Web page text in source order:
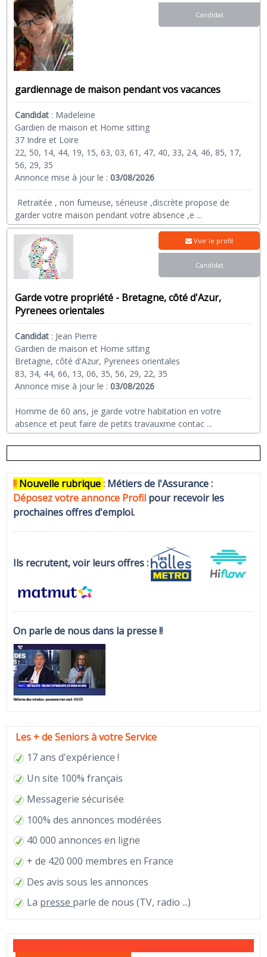
gardiennage de maison pendant vos vacances
Candidat : Madeleine
Gardien de maison et Home sitting
37 Indre et Loire
22, 50, 14, 44, 19, 15, 63, 03, 61, 47, 40, 33, 24, 46, 85, 17,
56, 29, 35
Annonce mise à jour le :03/08/2026
Retraitée , non fumeuse, sérieuse ,discrète propose de
garder votre maison pendant votre absence ,e ...
Candidat
Garde votre propriété - Bretagne, côté d'Azur,
Pyrenees orientales
Candidat : Jean Pierre
Gardien de maison et Home sitting
Bretagne, côté d'Azur, Pyrenees orientales
83, 34, 44, 66, 13, 06, 35, 56, 29, 22, 35
Annonce mise à jour le :03/08/2026
Homme de 60 ans, je garde votre habitation en votre
absence et peut faire de petits travauxme contac ...
Voir le profil
Candidat
!! Nouvelle rubrique: Métiers de l'Assurance :
Déposez votre annonce Profil pour recevoir les
prochaines offres d'emploi.
Ils recrutent, voir leurs offres :
On parle de nous dans la presse !!
Les + de Seniors à votre Service
17 ans d'expérience !
Un site 100% français
Messagerie sécurisée
100% des annonces modérées
40 000 annonces en ligne
+ de 420 000 membres en France
Des avis sous les annonces
La presse parle de nous (TV, radio ...)